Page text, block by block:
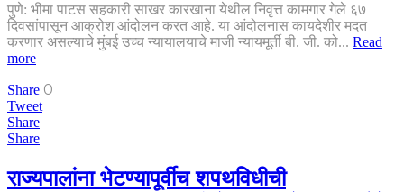
पुणे: भीमा पाटस सहकारी साखर कारखाना येथील निवृत्त कामगार गेले ६७
दिवसांपासून आक्रोश आंदोलन करत आहे. या आंदोलनास कायदेशीर मदत
करणार असल्याचे मुंबई उच्च न्यायालयाचे माजी न्यायमूर्ती बी. जी. को... Read
more
Share 0
Tweet
Share
Share
राज्यपालांना भेटण्यापूर्वीच शपथविधीची